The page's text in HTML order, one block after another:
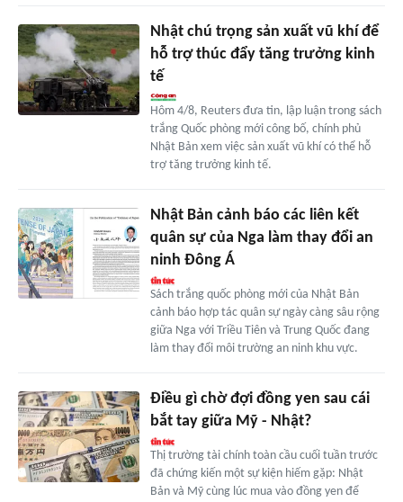
Nhật chú trọng sản xuất vũ khí để
hỗ trợ thúc đẩy tăng trưởng kinh
tế
Hôm 4/8, Reuters đưa tin, lập luận trong sách
trắng Quốc phòng mới công bố, chính phủ
Nhật Bản xem việc sản xuất vũ khí có thể hỗ
trợ tăng trưởng kinh tế.
Nhật Bản cảnh báo các liên kết
quân sự của Nga làm thay đổi an
ninh Đông Á
Sách trắng quốc phòng mới của Nhật Bản
cảnh báo hợp tác quân sự ngày càng sâu rộng
giữa Nga với Triều Tiên và Trung Quốc đang
làm thay đổi môi trường an ninh khu vực.
Điều gì chờ đợi đồng yen sau cái
bắt tay giữa Mỹ - Nhật?
Thị trường tài chính toàn cầu cuối tuần trước
đã chứng kiến một sự kiện hiếm gặp: Nhật
Bản và Mỹ cùng lúc mua vào đồng yen để